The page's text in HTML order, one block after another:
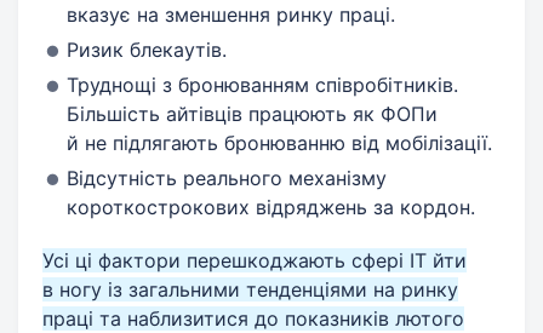
вказує на зменшення ринку праці.
Ризик блекаутів.
Труднощі з бронюванням співробітників.
Більшість айтівців працюють як ФОПи
й не підлягають бронюванню від мобілізації.
Відсутність реального механізму
короткострокових відряджень за кордон.
Усі ці фактори перешкоджають сфері IT йти
в ногу із загальними тенденціями на ринку
праці та наблизитися до показників лютого